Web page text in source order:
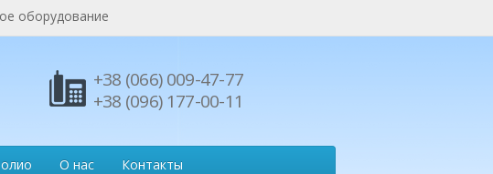
оборудование
+38 (066) 009-47-77
+38 (096) 177-00-11
О нас Контакты